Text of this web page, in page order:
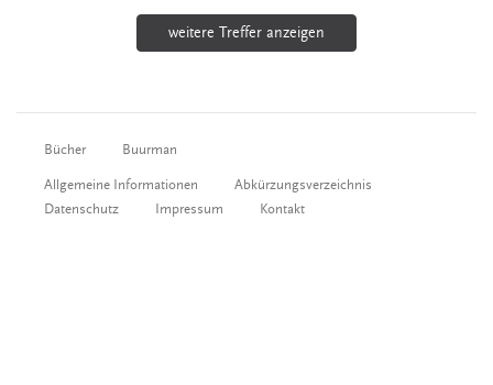
weitere Treffer anzeigen
Bücher Buurman
Allgemeine Informationen
Abkürzungsverzeichnis
Datenschutz
Impressum Kontakt